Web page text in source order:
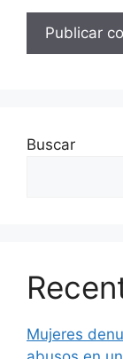
Buscar
Mujeres